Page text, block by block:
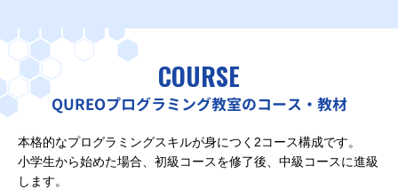
COURSE
QUREOプログラミング教室のコース・教材
本格的なプログラミングスキルが身につく2コース構成です。
小学生から始めた場合、初級コースを修了後、中級コースに進級
します。